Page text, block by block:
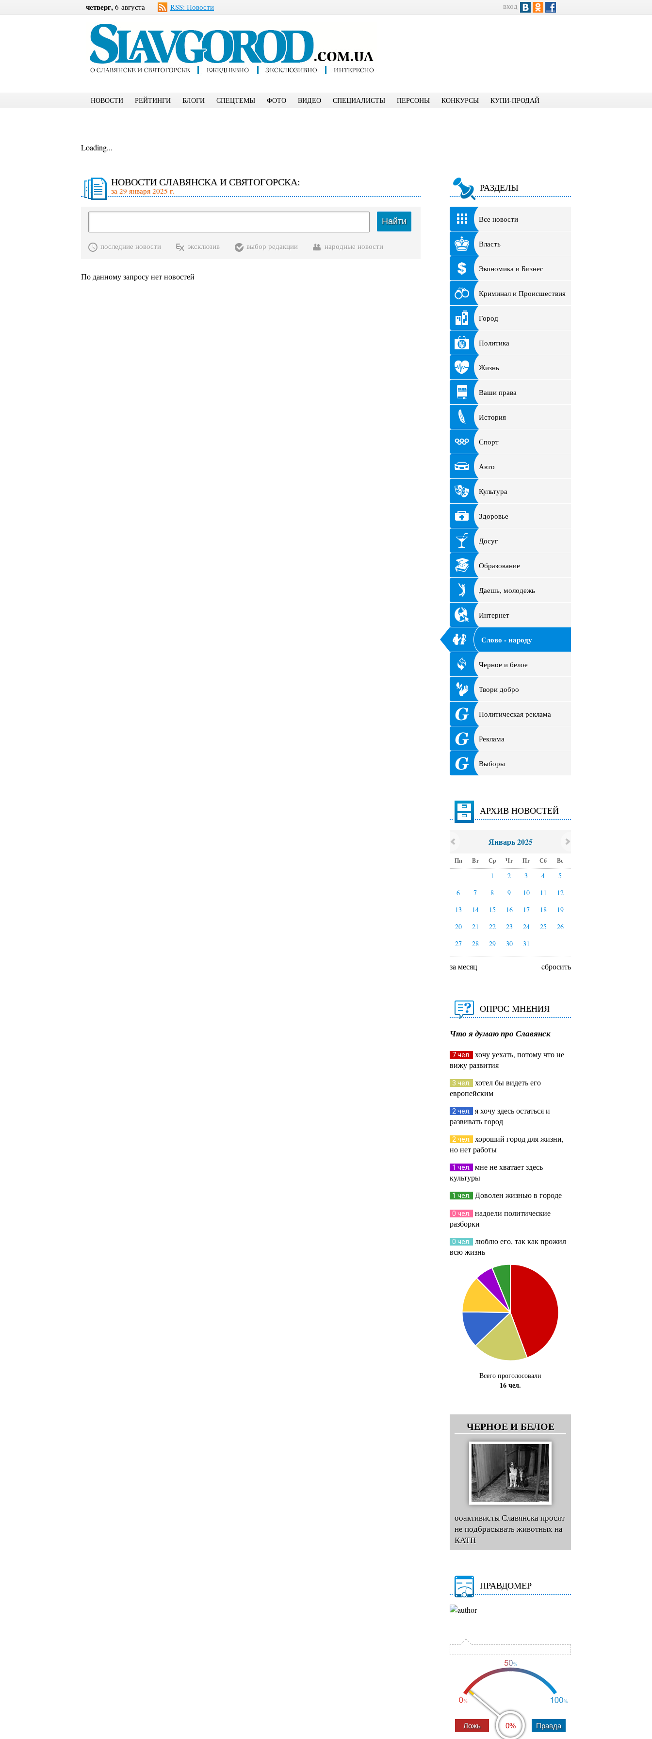
четверг, 6 августа RSS: Новости вход
НОВОСТИ РЕЙТИНГИ БЛОГИ СПЕЦТЕМЫ ФОТО ВИДЕО СПЕЦИАЛИСТЫ ПЕРСОНЫ КОНКУРСЫ КУПИ-ПРОДАЙ
Loading...
НОВОСТИ СЛАВЯНСКА И СВЯТОГОРСКА:
за 29 января 2025 г.
Найти
последние новости эксклюзив выбор редакции народные новости
По данному запросу нет новостей
РАЗДЕЛЫ
Все новости
Власть
Экономика и Бизнес
Криминал и Происшествия
Город
Политика
Жизнь
Ваши права
История
Спорт
Авто
Культура
Здоровье
Досуг
Образование
Даешь, молодежь
Интернет
Слово - народу
Черное и белое
Твори добро
Политическая реклама
Реклама
Выборы
АРХИВ НОВОСТЕЙ
Январь 2025
Пн Вт Ср Чт Пт Сб Вс
1 2 3 4
5
6
7 8 9 10 11
12
13
14 15 16 17 18
19
20
21 22 23 24 25
26
27
28 29 30 31
за месяц cбросить
ОПРОС МНЕНИЯ
Что я думаю про Славянск
7 чел.
хочу уехать, потому что не
вижу развития
3 чел.
хотел бы видеть его
европейским
2 чел.
я хочу здесь остаться и
развивать город
2 чел.
хороший город для жизни,
но нет работы
1 чел.
мне не хватает здесь
культуры
1 чел. Доволен жизнью в городе
0 чел.
надоели политические
разборки
0 чел.
люблю его, так как прожил
всю жизнь
Всего проголосовали
16 чел.
ЧЕРНОЕ И БЕЛОЕ
ооактивисты Славянска просят
не подбрасывать животных на
КАТП
ПРАВДОМЕР
0%